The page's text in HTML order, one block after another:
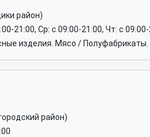
район)
21:00, Ср: c 09:00-21:00, Чт: c
изделия. Мясо /
район)